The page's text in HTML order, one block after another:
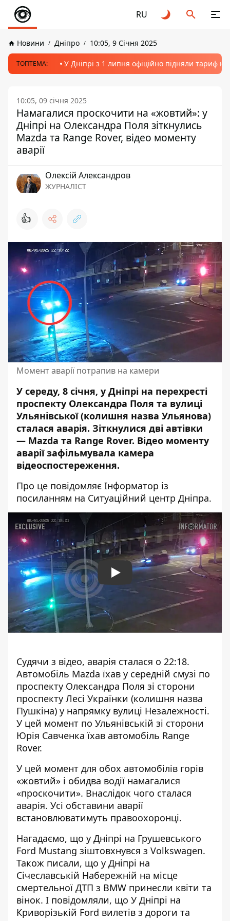
RU
Новини Дніпро 10:05, 9 Січня 2025
ТОПТЕМА: У Дніпрі з 1 липня офіційно підняли тариф
10:05, 09 січня 2025
Намагалися проскочити на «жовтий»: у
Дніпрі на Олександра Поля зіткнулись
Mazda та Range Rover, відео моменту
аварії
Олексій Александров
ЖУРНАЛІСТ
👍
Момент аварії потрапив на камери
У середу, 8 січня, у Дніпрі на перехресті
проспекту Олександра Поля та вулиці
Ульянівської (колишня назва Ульянова)
сталася аварія. Зіткнулися дві автівки
— Mazda та Range Rover. Відео моменту
аварії зафільмувала камера
відеоспостереження.
Про це повідомляє Інформатор із
посиланням на Ситуаційний центр Дніпра.
Play
Судячи з відео, аварія сталася о 22:18.
Автомобіль Mazda їхав у середній смузі по
проспекту Олександра Поля зі сторони
проспекту Лесі Українки (колишня назва
Пушкіна) у напрямку вулиці Незалежності.
У цей момент по Ульянівській зі сторони
Юрія Савченка їхав автомобіль Range
Rover.
У цей момент для обох автомобілів горів
«жовтий» і обидва водії намагалися
«проскочити». Внаслідок чого сталася
аварія. Усі обставини аварії
встановлюватимуть правоохоронці.
Нагадаємо, що у Дніпрі на Грушевського
Ford Mustang зіштовхнувся з Volkswagen.
Також писали, що у Дніпрі на
Січеславській Набережній на місце
смертельної ДТП з BMW принесли квіти та
вінок. І повідомляли, що У Дніпрі на
Криворізькій Ford вилетів з дороги та